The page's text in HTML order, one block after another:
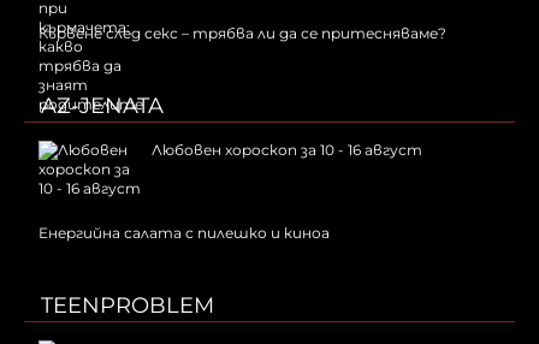
Кървене след секс – трябва ли да се притесняваме?
AZ-JENATA
Любовен хороскоп за 10 - 16 август
Енергийна салата с пилешко и киноа
TEENPROBLEM